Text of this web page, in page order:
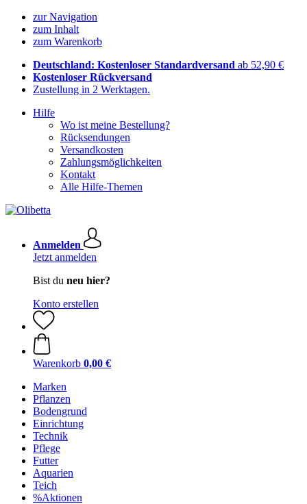
zur Navigation
zum Inhalt
zum Warenkorb
Deutschland: Kostenloser Standardversand ab 52,90 €
Kostenloser Rückversand
Zustellung in 2 Werktagen.
Hilfe
Wo ist meine Bestellung?
Rücksendungen
Versandkosten
Zahlungsmöglichkeiten
Kontakt
Alle Hilfe-Themen
Anmelden
Jetzt anmelden
Bist du neu hier?
Konto erstellen
Warenkorb 0,00 €
Marken
Pflanzen
Bodengrund
Einrichtung
Technik
Pflege
Futter
Aquarien
Teich
%Aktionen